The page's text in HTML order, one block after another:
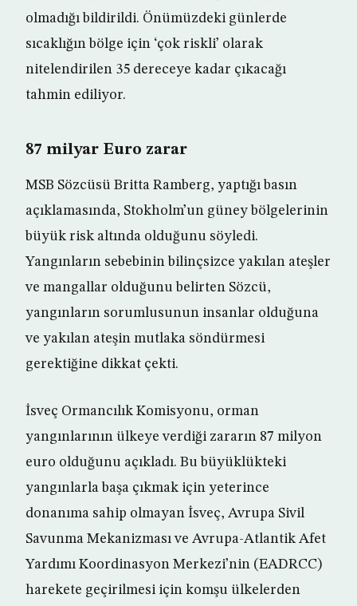
olmadığı bildirildi. Önümüzdeki günlerde
sıcaklığın bölge için ‘çok riskli’ olarak
nitelendirilen 35 dereceye kadar çıkacağı
tahmin ediliyor.
87 milyar Euro zarar
MSB Sözcüsü Britta Ramberg, yaptığı basın
açıklamasında, Stokholm’un güney bölgelerinin
büyük risk altında olduğunu söyledi.
Yangınların sebebinin bilinçsizce yakılan ateşler
ve mangallar olduğunu belirten Sözcü,
yangınların sorumlusunun insanlar olduğuna
ve yakılan ateşin mutlaka söndürmesi
gerektiğine dikkat çekti.
İsveç Ormancılık Komisyonu, orman
yangınlarının ülkeye verdiği zararın 87 milyon
euro olduğunu açıkladı. Bu büyüklükteki
yangınlarla başa çıkmak için yeterince
donanıma sahip olmayan İsveç, Avrupa Sivil
Savunma Mekanizması ve Avrupa-Atlantik Afet
Yardımı Koordinasyon Merkezi’nin (EADRCC)
harekete geçirilmesi için komşu ülkelerden